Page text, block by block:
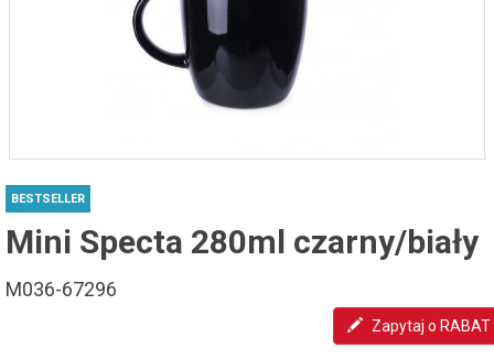
BESTSELLER
Mini Specta 280ml czarny/biały
M036-67296
Zapytaj o RABAT